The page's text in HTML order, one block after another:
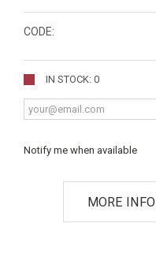
CODE:
IN STOCK: 0
Notify me when available
MORE INFO